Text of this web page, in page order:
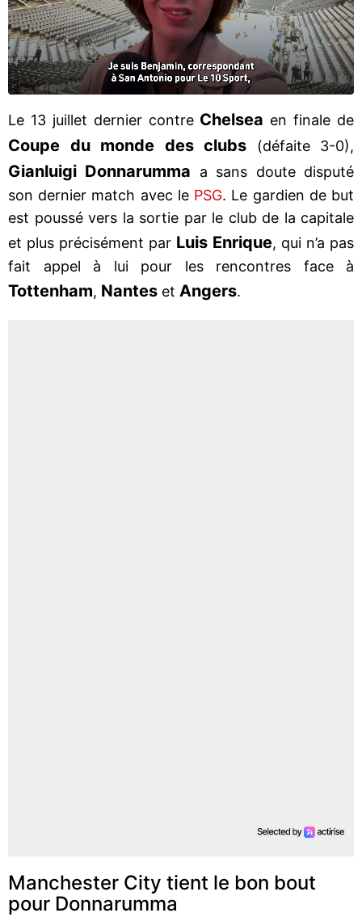
Le 13 juillet dernier contre Chelsea en finale de
Coupe du monde des clubs (défaite 3-0),
Gianluigi Donnarumma
a sans doute disputé
son dernier match avec le PSG. Le gardien de but
est poussé vers la sortie par le club de la capitale
et plus précisément par Luis Enrique, qui n’a pas
fait appel à lui pour les rencontres face à
Tottenham, Nantes et Angers.
Manchester City tient le bon bout
pour Donnarumma